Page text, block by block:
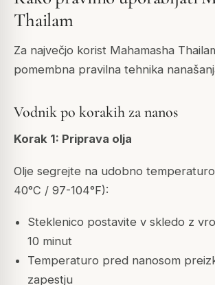
Thailam
Za največjo korist Mahamasha
pomembna pravilna tehnika
Vodnik po korakih za nanos
Korak 1: Priprava olja
Olje segrejte na udobno
40°C / 97-104°F):
Steklenico postavite v skledo z
10 minut
Temperaturo pred nanosom
zapestju